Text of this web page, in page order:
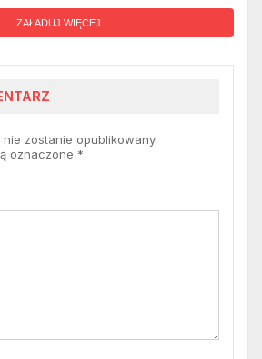
ZAŁADUJ WIĘCEJ
zostanie opublikowany.
oznaczone *